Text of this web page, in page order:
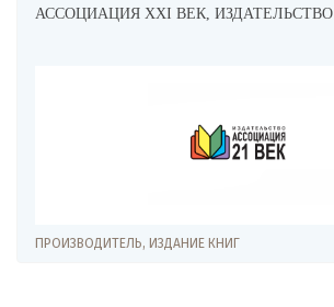
АССОЦИАЦИЯ XXI ВЕК, ИЗДАТЕЛЬСТВО
ПРОИЗВОДИТЕЛЬ, ИЗДАНИЕ КНИГ